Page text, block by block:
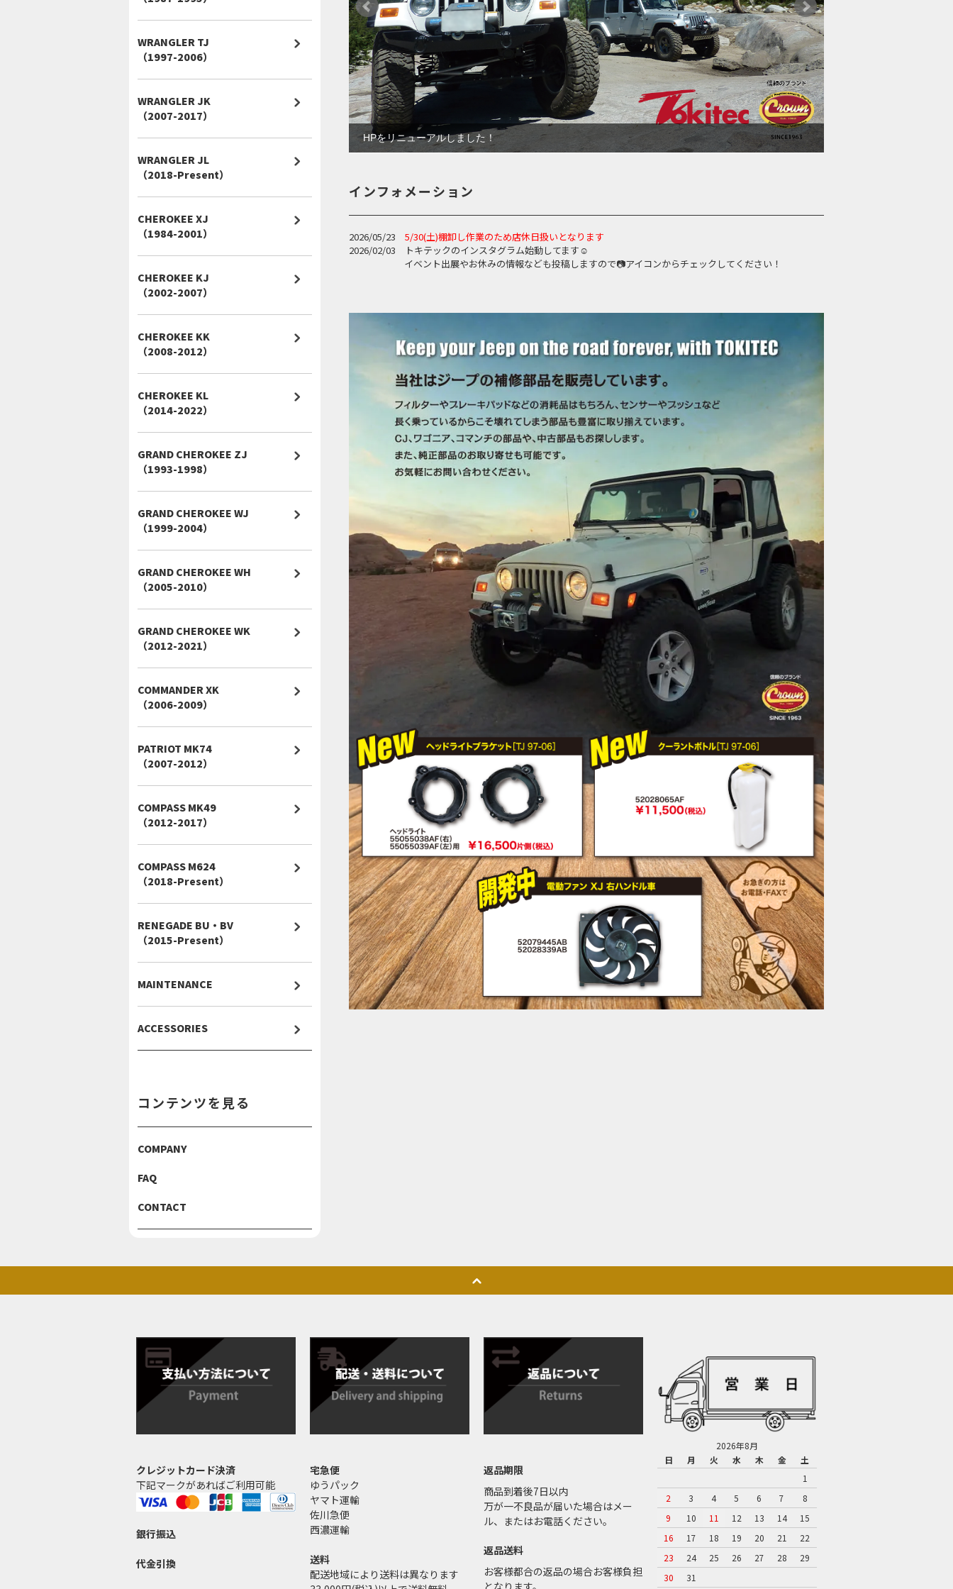
HPをリニューアルしました！
インフォメーション
2026/05/23 5/30(土)棚卸し作業のため店休日扱いとなります
2026/02/03 トキテックのインスタグラム始動してます☺
イベント出展やお休みの情報なども投稿しますので📷アイコンからチェックしてください！
WRANGLER TJ
（1997-2006）
WRANGLER JK
（2007-2017）
WRANGLER JL
（2018-Present）
CHEROKEE XJ
（1984-2001）
CHEROKEE KJ
（2002-2007）
CHEROKEE KK
（2008-2012）
CHEROKEE KL
（2014-2022）
GRAND CHEROKEE ZJ
（1993-1998）
GRAND CHEROKEE WJ
（1999-2004）
GRAND CHEROKEE WH
（2005-2010）
GRAND CHEROKEE WK
（2012-2021）
COMMANDER XK
（2006-2009）
PATRIOT MK74
（2007-2012）
COMPASS MK49
（2012-2017）
COMPASS M624
（2018-Present）
RENEGADE BU・BV
（2015-Present）
MAINTENANCE
ACCESSORIES
コンテンツを見る
COMPANY
FAQ
CONTACT
クレジットカード決済
下記マークがあればご利用可能
銀行振込
代金引換
宅急便
ゆうパック
ヤマト運輸
佐川急便
西濃運輸
送料
配送地域により送料は異なります
返品期限
商品到着後7日以内
万が一不良品が届いた場合はメー
ル、またはお電話ください。
返品送料
お客様都合の返品の場合お客様負担
となります。
2026年8月
日
月 火 水 木 金
土
1
2
3 4 5 6 7
8
9
10 11 12 13 14
15
16
17 18 19 20 21
22
23
24 25 26 27 28
29
30
31